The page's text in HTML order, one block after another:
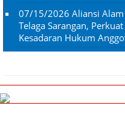
07/15/2026 Aliansi Alam
Telaga Sarangan,
Kesadaran Hukum